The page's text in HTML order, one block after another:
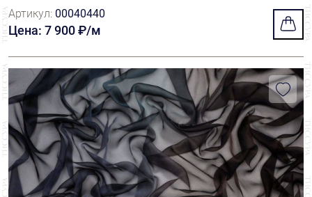
Артикул: 00040440
Цена: 7 900 ₽/м